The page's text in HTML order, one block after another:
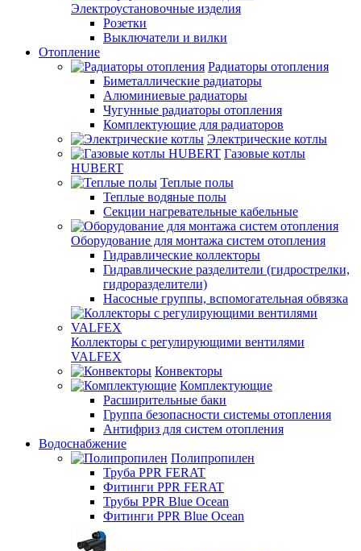
Электроустановочные изделия
Розетки
Выключатели и вилки
Отопление
Радиаторы отопления
Биметаллические радиаторы
Алюминиевые радиаторы
Чугунные радиаторы отопления
Комплектующие для радиаторов
Электрические котлы
Газовые котлы
HUBERT
Теплые полы
Теплые водяные полы
Секции нагревательные кабельные
Оборудование для монтажа систем отопления
Гидравлические коллекторы
Гидравлические разделители (гидрострелки,
гидроразделители)
Насосные группы, вспомогательная обвязка
Коллекторы с регулирующими вентилями
VALFEX
Конвекторы
Комплектующие
Расширительные баки
Группа безопасности системы отопления
Антифриз для систем отопления
Водоснабжение
Полипропилен
Труба PPR FERAT
Фитинги PPR FERAT
Трубы PPR Blue Ocean
Фитинги PPR Blue Ocean